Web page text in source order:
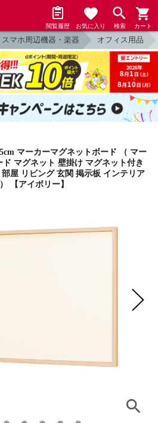
閲覧履歴 お気に入り 検索 カート
スマホ周辺機器・楽器 オフィス用品
マーカーマグネットボード （ マー
マグネット 壁掛け マグネット付き
屋 リビング 玄関 掲示板 インテリア
【アイボリー】